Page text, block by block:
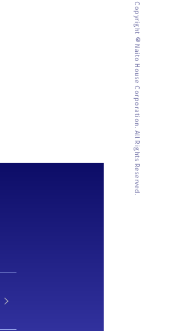
Copyright ©︎ Naito House Corporation. All Rights Reserved.